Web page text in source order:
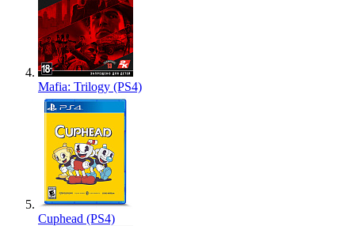
Mafia: Trilogy (PS4)
Cuphead (PS4)